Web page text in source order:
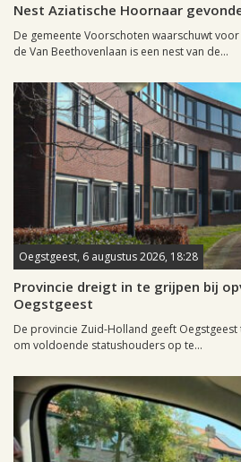
Nest Aziatische Hoornaar
De gemeente Voorschoten waarschuwt
de Van Beethovenlaan is een nest van de...
Oegstgeest, 6 augustus 2026, 18:28
Provincie dreigt in te grijpen bij
Oegstgeest
De provincie Zuid-Holland geeft
om voldoende statushouders op te...